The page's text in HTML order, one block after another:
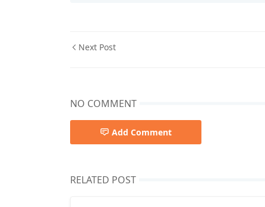
Next Post
NO COMMENT
Add Comment
RELATED POST